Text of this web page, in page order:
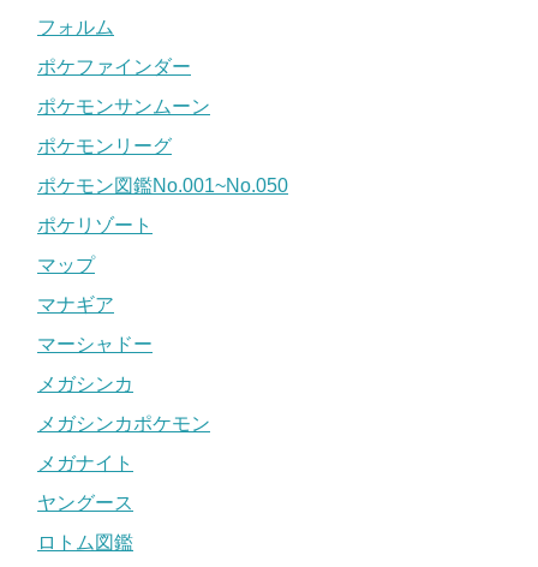
フォルム
ポケファインダー
ポケモンサンムーン
ポケモンリーグ
ポケモン図鑑No.001~No.050
ポケリゾート
マップ
マナギア
マーシャドー
メガシンカ
メガシンカポケモン
メガナイト
ヤングース
ロトム図鑑